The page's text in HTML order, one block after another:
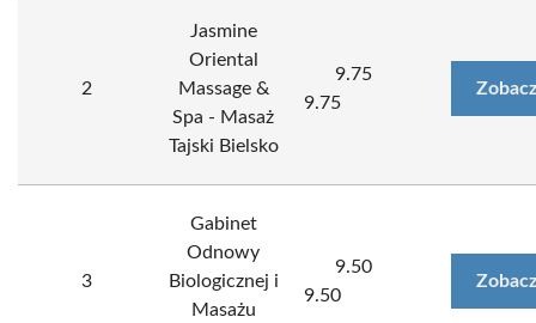
2
Jasmine
Oriental
Massage &
Spa - Masaż
Tajski Bielsko
9.75
9.75
3
Gabinet
Odnowy
Biologicznej i
Masażu
9.50
9.50